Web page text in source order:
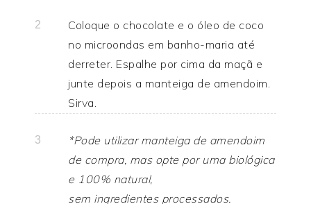
2
Coloque o chocolate e o óleo de coco
no microondas em banho-maria até
derreter. Espalhe por cima da maçã e
junte depois a manteiga de amendoim.
Sirva.
3
*Pode utilizar manteiga de amendoim
de compra, mas opte por uma biológica
e 100% natural,
sem ingredientes processados.